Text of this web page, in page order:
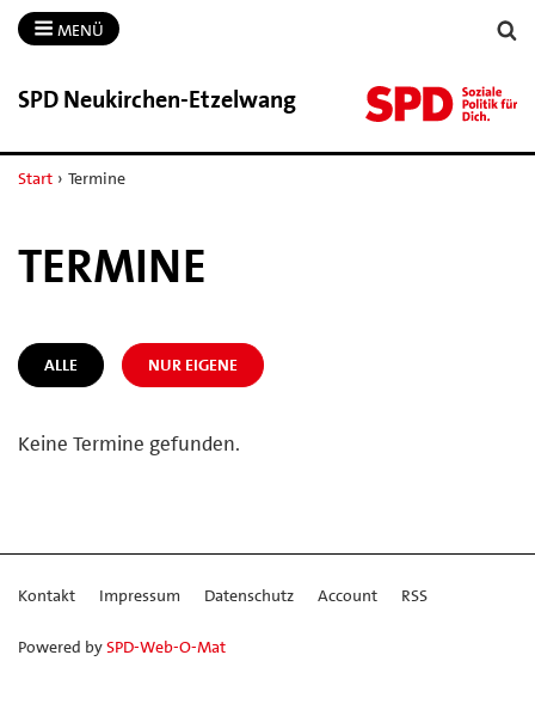
MENÜ
SPD Neukirchen-​Etzelwang
Start › Termine
TERMINE
ALLE NUR EIGENE
Keine Termine gefunden.
Kontakt Impressum Datenschutz Account RSS
Powered bySPD-Web-O-Mat